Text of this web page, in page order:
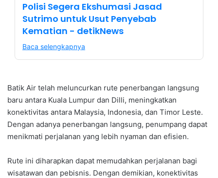
Polisi Segera Ekshumasi Jasad
Sutrimo untuk Usut Penyebab
Kematian - detikNews
Baca selengkapnya
Batik Air telah meluncurkan rute penerbangan langsung
baru antara Kuala Lumpur dan Dilli, meningkatkan
konektivitas antara Malaysia, Indonesia, dan Timor Leste.
Dengan adanya penerbangan langsung, penumpang dapat
menikmati perjalanan yang lebih nyaman dan efisien.
Rute ini diharapkan dapat memudahkan perjalanan bagi
wisatawan dan pebisnis. Dengan demikian, konektivitas